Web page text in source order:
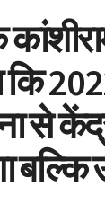
कि
से
बल्कि